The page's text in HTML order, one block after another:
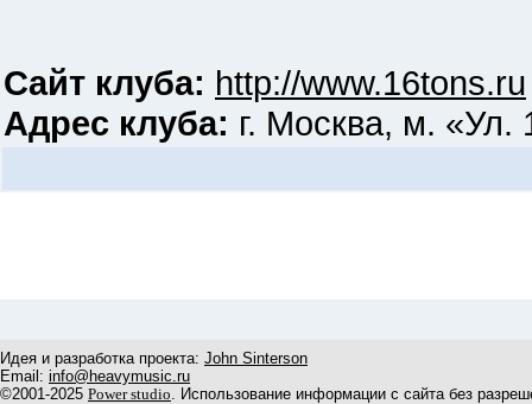
Сайт клуба: http://www.16tons.ru
Адрес клуба: г. Москва, м. «Ул.
Идея и разработка проекта: John Sinterson
Email: info@heavymusic.ru
©2001-2025 Power studio. Использование информации с сайта без